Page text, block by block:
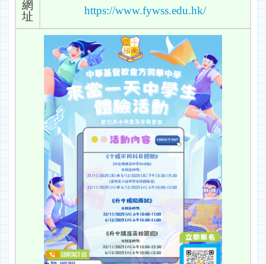
網
址
https://www.fywss.edu.hk/